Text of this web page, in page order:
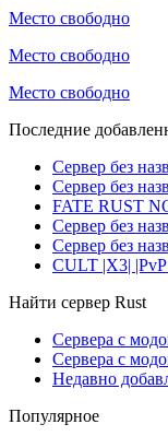
Место свободно
Место свободно
Место свободно
Последние
Сервер без
Сервер без
FATE RUST
Сервер без
Сервер без
CULT |X3|
Найти сервер Rust
Сервера с
Сервера с
Недавно
Популярное